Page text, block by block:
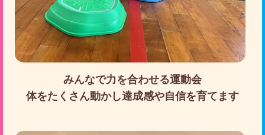
みんなで力を合わせる運動会
体をたくさん動かし達成感や自信を育てます